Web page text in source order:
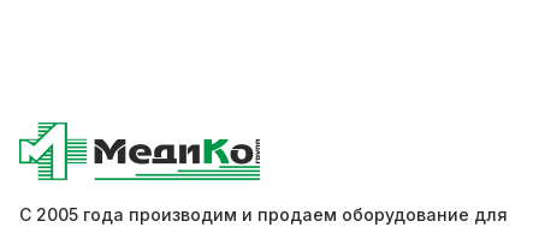
С 2005 года производим и продаем оборудование для